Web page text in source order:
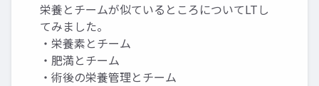
栄養とチームが似ているところについてLTし
てみました。
・栄養素とチーム
・肥満とチーム
・術後の栄養管理とチーム